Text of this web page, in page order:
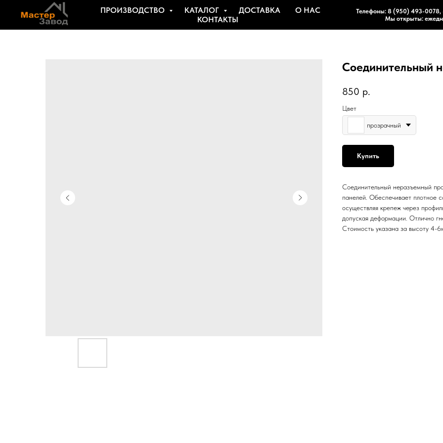
ПРОИЗВОДСТВО КАТАЛОГ ДОСТАВКА
О НАС
КОНТАКТЫ
Телефоны: 8 (950) 493-0078,
Мы открыты:
Соединительный
850 р.
Цвет
прозрачный
Купить
Соединительный неразъемный
панелей. Обеспечивает плотное
осуществляя крепеж через
допуская деформации. Отлично
Стоимость указана за высоту 4-